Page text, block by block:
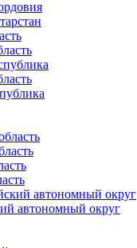
автономный округ
автономный округ